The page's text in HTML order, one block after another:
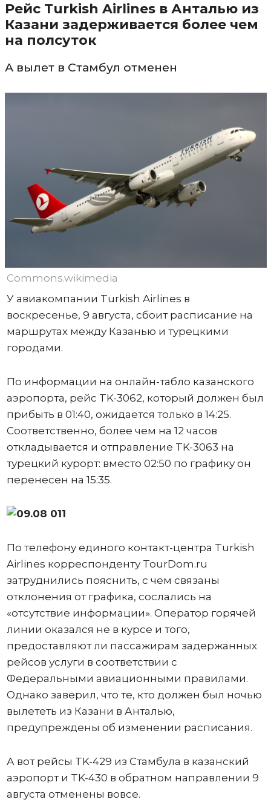
Рейс Turkish Airlines в Анталью из
Казани задерживается более чем
на полсуток
А вылет в Стамбул отменен
Commons.wikimedia
У авиакомпании Turkish Airlines в
воскресенье, 9 августа, сбоит расписание на
маршрутах между Казанью и турецкими
городами.
По информации на онлайн-табло казанского
аэропорта, рейс TK-3062, который должен был
прибыть в 01:40, ожидается только в 14:25.
Соответственно, более чем на 12 часов
откладывается и отправление TK-3063 на
турецкий курорт: вместо 02:50 по графику он
перенесен на 15:35.
По телефону единого контакт-центра Turkish
Airlines корреспонденту TourDom.ru
затруднились пояснить, с чем связаны
отклонения от графика, сослались на
«отсутствие информации». Оператор горячей
линии оказался не в курсе и того,
предоставляют ли пассажирам задержанных
рейсов услуги в соответствии с
Федеральными авиационными правилами.
Однако заверил, что те, кто должен был ночью
вылететь из Казани в Анталью,
предупреждены об изменении расписания.
А вот рейсы TK-429 из Стамбула в казанский
аэропорт и TK-430 в обратном направлении 9
августа отменены вовсе.